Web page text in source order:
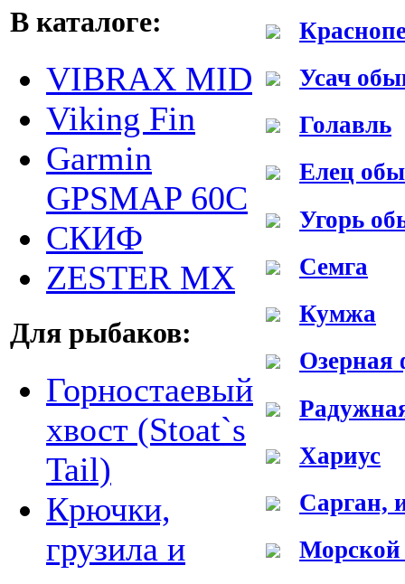
В каталоге:
VIBRAX MID
Viking Fin
Garmin
GPSMAP 60C
СКИФ
ZESTER MX
Для рыбаков:
Горностаевый
хвост (Stoat`s
Tail)
Крючки,
грузила и
Усач
Голавль
Елец
Угорь
Семга
Кумжа
Озерная
Хариус
Сарган,
Морской